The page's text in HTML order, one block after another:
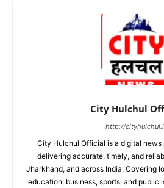
City Hulchul
http://
City Hulchul Official is a digital
delivering accurate, timely, and
Jharkhand, and across India. Covering
education, business, sports, and public